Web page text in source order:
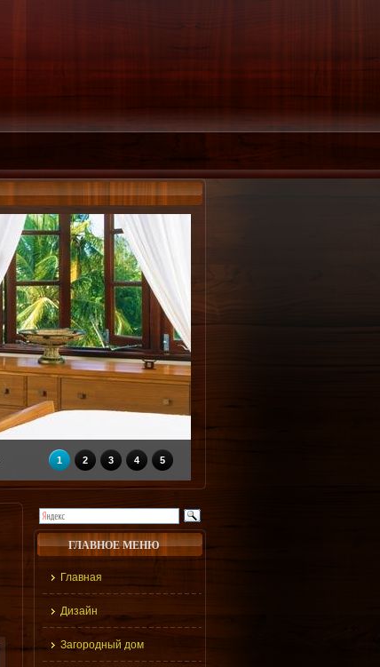
1 2 3 4 5
ГЛАВНОЕ МЕНЮ
Главная
Дизайн
Загородный дом